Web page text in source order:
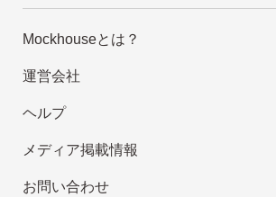
Mockhouseとは？
運営会社
ヘルプ
メディア掲載情報
お問い合わせ